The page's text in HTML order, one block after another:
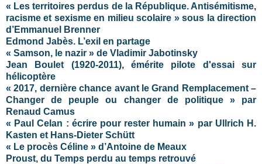
« Les territoires perdus de la République. Antisémitisme,
racisme et sexisme en milieu scolaire » sous la direction
d’Emmanuel Brenner
Edmond Jabès. L’exil en partage
« Samson, le nazir » de Vladimir Jabotinsky
Jean Boulet (1920-2011), émérite pilote d'essai sur
hélicoptère
« 2017, dernière chance avant le Grand Remplacement –
Changer de peuple ou changer de politique » par
Renaud Camus
« Paul Celan : écrire pour rester humain » par Ullrich H.
Kasten et Hans-Dieter Schütt
« Le procès Céline » d’Antoine de Meaux
Proust, du Temps perdu au temps retrouvé